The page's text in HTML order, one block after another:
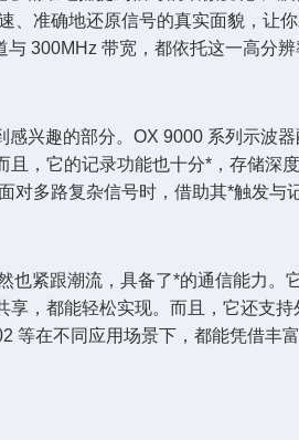
、准确地还原信号的真实面貌，让
300MHz 带宽，都依托这一高分
兴趣的部分。OX 9000 系列示波
，它的记录功能也十分*，存储深
多路复杂信号时，借助其*触发与
紧跟潮流，具备了*的通信能力
，都能轻松实现。而且，它还支
在不同应用场景下，都能凭借丰